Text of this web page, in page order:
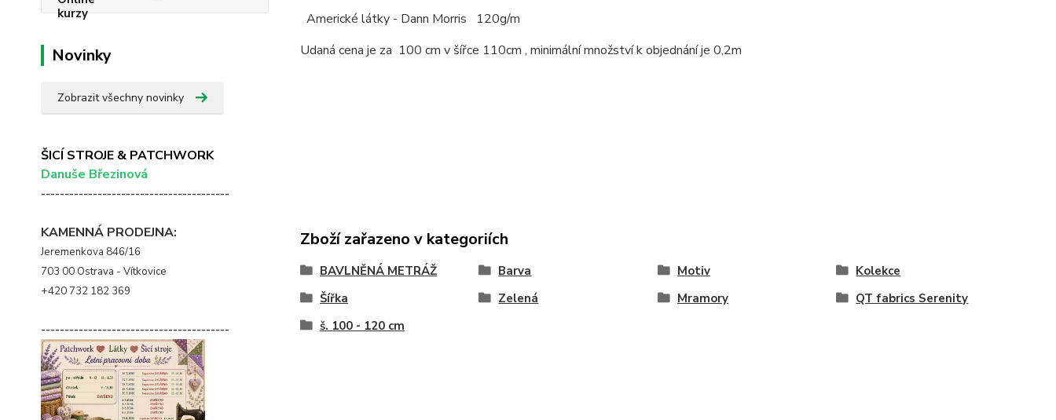
Novinky
Zobrazit všechny novinky
ŠICÍ STROJE & PATCHWORK
Danuše Březinová
----------------------------------------
KAMENNÁ PRODEJNA:
Jeremenkova 846/16
703 00 Ostrava - Vítkovice
+420 732 182 369
----------------------------------------
Americké látky - Dann Morris 120g/m
Udaná cena je za 100 cm v šířce 110cm , minimální množství k objednání je 0,2m
Zboží zařazeno v kategoriích
BAVLNĚNÁ METRÁŽ Barva Motiv
Kolekce
Šířka
Zelená Mramory
QT fabrics Serenity
š. 100 - 120 cm